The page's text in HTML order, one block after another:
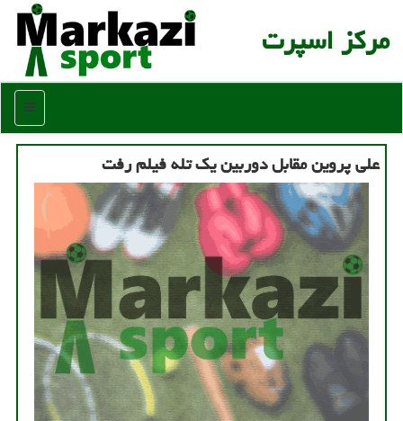
مركز اسپرت
منو
علی پروین مقابل دوربین یك تله فیلم رفت